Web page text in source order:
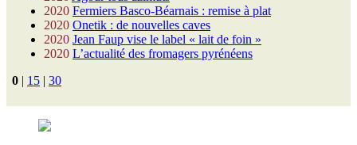
2020 Fermiers Basco-Béarnais : remise à plat
2020 Onetik : de nouvelles caves
2020 Jean Faup vise le label « lait de foin »
2020 L’actualité des fromagers pyrénéens
0 | 15 | 30